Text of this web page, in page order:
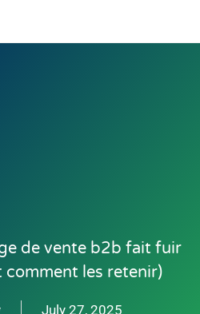
de vente b2b fait fuir
comment les retenir)
July 27, 2025